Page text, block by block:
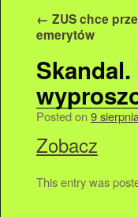
← ZUS chce
emerytów
Posted on 9
Zobacz
This entry was